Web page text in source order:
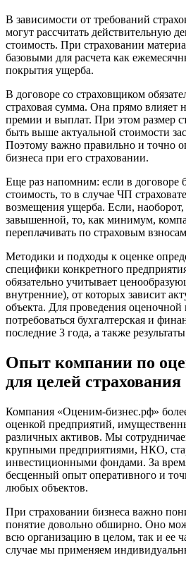
В зависимости от требований
могут рассчитать действительную
стоимость. При страховании
базовыми для расчета как
покрытия ущерба.
В договоре со страховщиком
страховая сумма. Она прямо влияет
премии и выплат. При этом размер
быть выше актуальной стоимости
Поэтому важно правильно и точно
бизнеса при его страховании.
Еще раз напомним: если в договоре
стоимость, то в случае ЧП
возмещения ущерба. Если, наоборот,
завышенной, то, как минимум,
переплачивать по страховым
Методики и подходы к оценке
специфики конкретного
обязательно учитывает
внутренние), от которых зависит
объекта. Для проведения
потребоваться бухгалтерская и
последние 3 года, а также
Опыт компании по
для целей страхования
Компания «Оценим-бизнес.рф»
оценкой предприятий,
различных активов. Мы
крупными предприятиями, НКО,
инвестиционными фондами. За
бесценный опыт оперативного и
любых объектов.
При страховании бизнеса важно
понятие довольно обширно. Оно
всю организацию в целом, так и ее
случае мы применяем
Видное
Владивосток
Владикавказ
Владимир
Волгоград
Волгодонск
Волжск
Волжский
Вологда
Волосово
Волхов
Вольск
Воркута
Воронеж
Воскресенск
Воткинск
Всеволожск
Выборг
Выкса
Вязьма
Вятские Поляны
Гатчина
Геленджик
Георгиевск
Глазов
Горно-Алтайск
Горячий Ключ
Грозный